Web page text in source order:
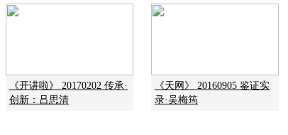
《开讲啦》 20170202 传承·
创新：吕思清
《天网》 20160905 鉴证实
录·吴梅筠